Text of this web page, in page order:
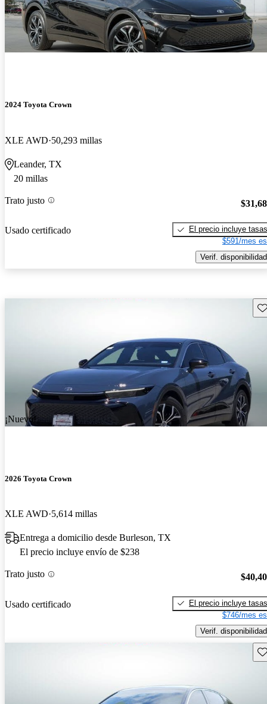
2024 Toyota Crown
XLE AWD 50,293 millas
Leander, TX
20 millas
Trato justo
Usado certificado
El precio incluye tasas
$591/mes
Verif. disponibilidad
¡Nuevo!
2026 Toyota Crown
XLE AWD 5,614 millas
Entrega a domicilio desde Burleson, TX
El precio incluye envío de $238
Trato justo
Usado certificado
El precio incluye tasas
$746/mes
Verif. disponibilidad